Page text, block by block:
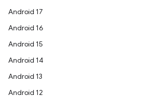
Android 17
Android 16
Android 15
Android 14
Android 13
Android 12